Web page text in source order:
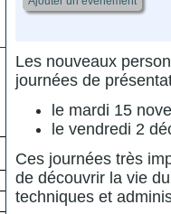
Les nouveaux
journées de
le mardi 15
le vendredi 2
Ces journées très
de découvrir la vie
techniques et